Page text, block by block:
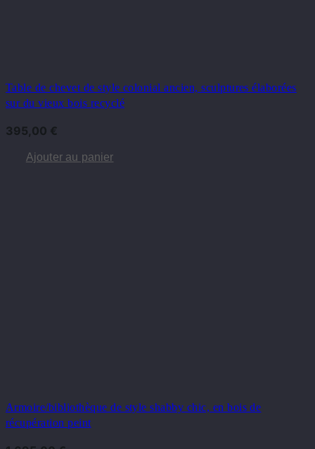
Table de chevet de style colonial ancien, sculptures élaborées
sur du vieux bois recyclé
395,00 €
Ajouter au panier
Armoire/bibliothèque de style shabby chic, en bois de
récupération peint